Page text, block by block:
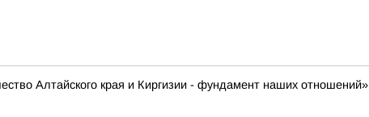
Алтайского края и Киргизии - фундамент наших отношений»